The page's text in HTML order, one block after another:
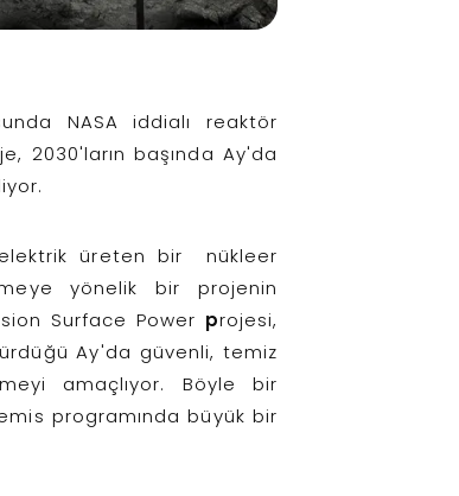
NASA iddialı reaktör
2030'ların başında Ay'da
elektrik üreten bir nükleer
yönelik bir projenin
Surface Power projesi,
Ay'da güvenli, temiz
amaçlıyor. Böyle bir
programında büyük bir